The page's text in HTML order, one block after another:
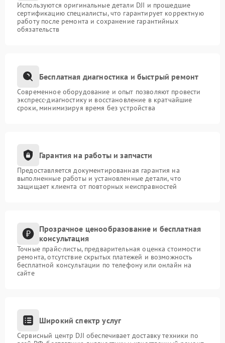
Используются оригинальные детали DJI и прошедшие
сертификацию специалисты, что гарантирует корректную
работу после ремонта и сохранение гарантийных
обязательств
Бесплатная диагностика и быстрый ремонт
Современное оборудование и опыт позволяют провести
экспресс-диагностику и восстановление в кратчайшие
сроки, минимизируя время без устройства
Гарантия на работы и запчасти
Предоставляется документированная гарантия на
выполненные работы и установленные детали, что
защищает клиента от повторных неисправностей
Прозрачное ценообразование и бесплатная
консультация
Точные прайс-листы, предварительная оценка стоимости
ремонта, отсутствие скрытых платежей и возможность
бесплатной консультации по телефону или онлайн на
сайте
Широкий спектр услуг
Сервисный центр DJI обеспечивает доставку техники по